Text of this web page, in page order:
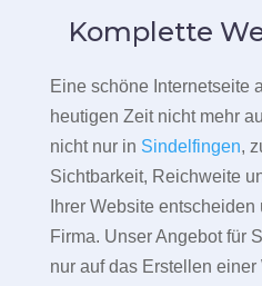
Komplette
Eine schöne Internetseite
heutigen Zeit nicht mehr
nicht nur in Sindelfingen,
Sichtbarkeit, Reichweite
Ihrer Website
Firma. Unser Angebot für
nur auf das Erstellen einer